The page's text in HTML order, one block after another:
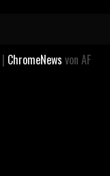
| ChromeNews von AF